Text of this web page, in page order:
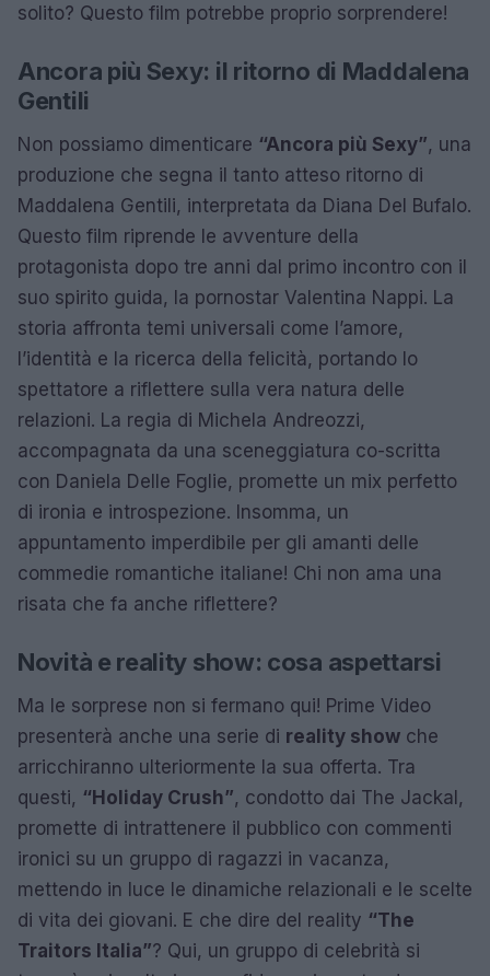
solito? Questo film potrebbe proprio sorprendere!
Ancora più Sexy: il ritorno di Maddalena
Gentili
Non possiamo dimenticare “Ancora più Sexy”, una
produzione che segna il tanto atteso ritorno di
Maddalena Gentili, interpretata da Diana Del Bufalo.
Questo film riprende le avventure della
protagonista dopo tre anni dal primo incontro con il
suo spirito guida, la pornostar Valentina Nappi. La
storia affronta temi universali come l’amore,
l’identità e la ricerca della felicità, portando lo
spettatore a riflettere sulla vera natura delle
relazioni. La regia di Michela Andreozzi,
accompagnata da una sceneggiatura co-scritta
con Daniela Delle Foglie, promette un mix perfetto
di ironia e introspezione. Insomma, un
appuntamento imperdibile per gli amanti delle
commedie romantiche italiane! Chi non ama una
risata che fa anche riflettere?
Novità e reality show: cosa aspettarsi
Ma le sorprese non si fermano qui! Prime Video
presenterà anche una serie di reality show che
arricchiranno ulteriormente la sua offerta. Tra
questi, “Holiday Crush”, condotto dai The Jackal,
promette di intrattenere il pubblico con commenti
ironici su un gruppo di ragazzi in vacanza,
mettendo in luce le dinamiche relazionali e le scelte
di vita dei giovani. E che dire del reality “The
Traitors Italia”? Qui, un gruppo di celebrità si